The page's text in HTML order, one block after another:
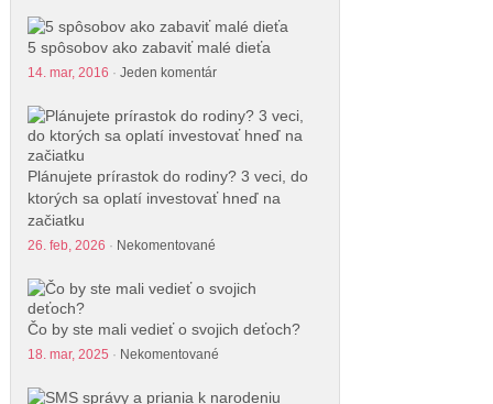
5 spôsobov ako zabaviť malé dieťa
14. mar, 2016 · Jeden komentár
Plánujete prírastok do rodiny? 3 veci, do
ktorých sa oplatí investovať hneď na
začiatku
26. feb, 2026 · Nekomentované
Čo by ste mali vedieť o svojich deťoch?
18. mar, 2025 · Nekomentované